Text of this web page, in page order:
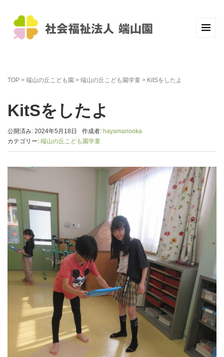
TOP > 端山の丘こども園 > 端山の丘こども園学童 > KitSをしたよ
KitSをしたよ
公開済み: 2024年5月18日 作成者: hayamanooka
カテゴリー: 端山の丘こども園学童